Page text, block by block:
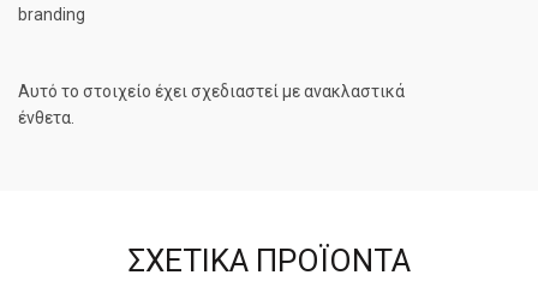
branding
Αυτό το στοιχείο έχει σχεδιαστεί με ανακλαστικά
ένθετα.
ΣΧΕΤΙΚΆ ΠΡΟΪΌΝΤΑ